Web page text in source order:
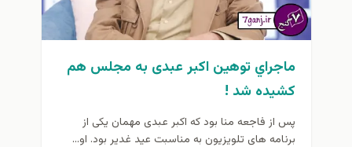
ماجراي توهین اکبر عبدی به مجلس هم
کشیده شد !
پس از فاجعه منا بود که اکبر عبدی مهمان یکی از
برنامه های تلویزیون به مناسبت عید غدیر بود. او...